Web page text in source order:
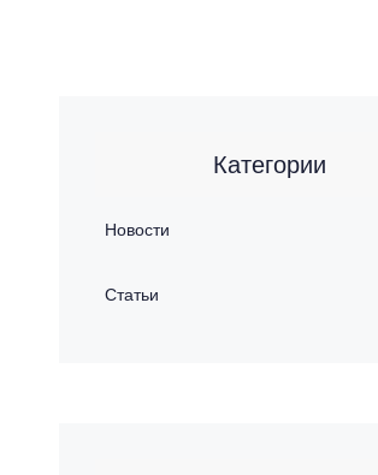
Категории
Новости
Статьи